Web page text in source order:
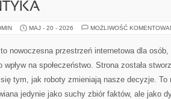
MAJ - 20 - 2026 MOŻLIWOŚĆ
nowoczesna przestrzeń internetowa dla
wpływ na społeczeństwo. Strona została
tym, jak roboty zmieniają nasze decyzje.
jedynie jako suchy zbiór faktów, ale jako